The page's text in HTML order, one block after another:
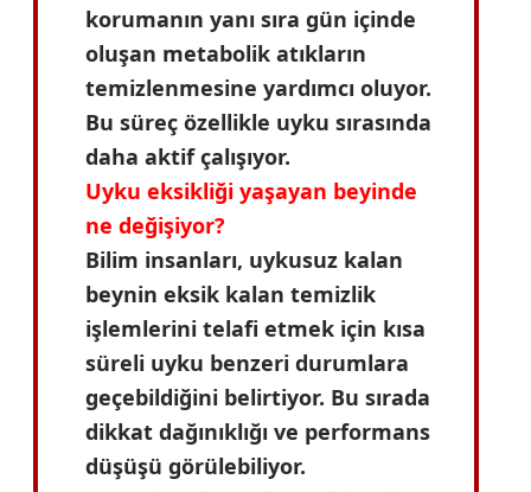
korumanın yanı sıra gün içinde
oluşan metabolik atıkların
temizlenmesine yardımcı oluyor.
Bu süreç özellikle uyku sırasında
daha aktif çalışıyor.
Uyku eksikliği yaşayan beyinde
ne değişiyor?
Bilim insanları, uykusuz kalan
beynin eksik kalan temizlik
işlemlerini telafi etmek için kısa
süreli uyku benzeri durumlara
geçebildiğini belirtiyor. Bu sırada
dikkat dağınıklığı ve performans
düşüşü görülebiliyor.